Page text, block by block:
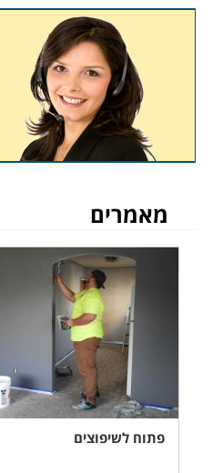
והפעולות הנדרשות לבצע
מצריך הבנה וידע במגוון
אשר ירכז תחת ידו את כל
אנשי הצוות להגיע
בשיקולי תקציב, זמן,
למי מתאימים הלימודים
לימודי ניהול פרויקטים
ומרתק וכן להרחיב את
צוות של אנשים, לעמוד
מה לומדים
מטרת הקורס היא לימוד
הפרויקט. לכן, במסגרת
תכנית עבודה ועד ניהול
וניהול תקציב.
מאמרים
פתוח לשיפוצים